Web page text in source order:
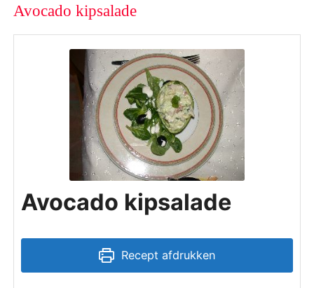
Avocado kipsalade
Avocado kipsalade
Recept afdrukken